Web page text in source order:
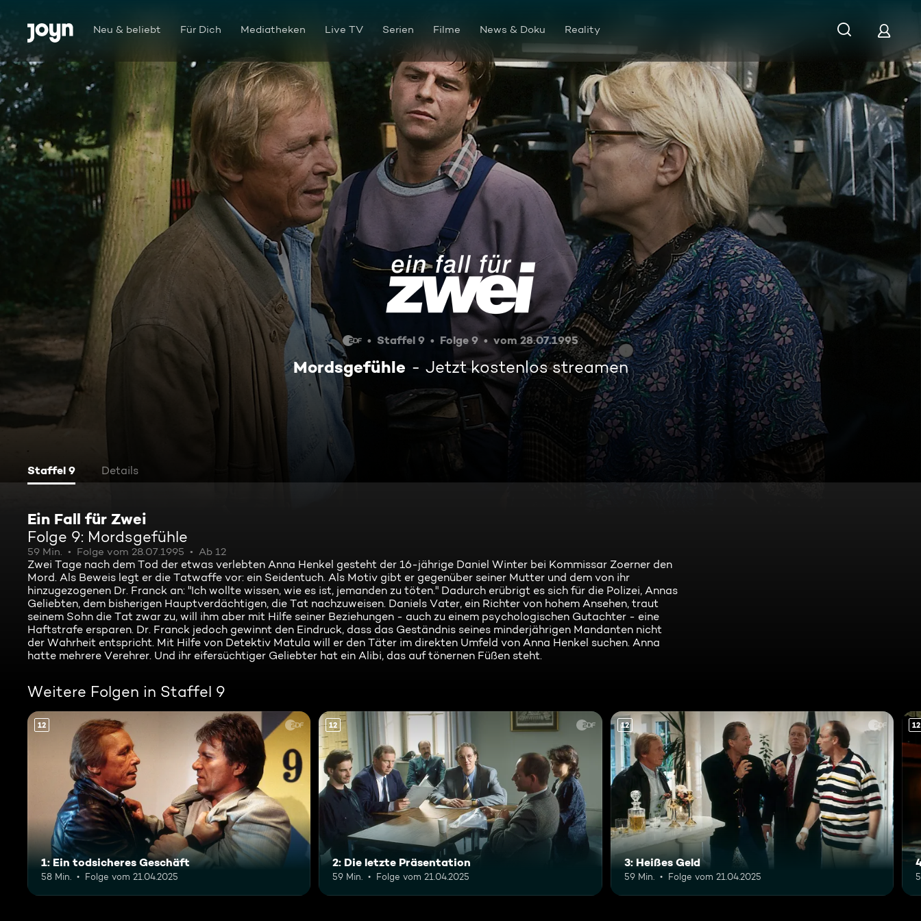
Zum Inhalt springen
Barrierefrei Neu & beliebt Für Dich Mediatheken Live TV Serien Filme News & Doku Reality
Staffel 9 Folge 9 vom 28.07.1995
Mordsgefühle Jetzt kostenlos streamen
Staffel 9 Details
Ein Fall für Zwei
Folge 9: Mordsgefühle
59 Min. Folge vom 28.07.1995 Ab 12
Zwei Tage nach dem Tod der etwas verlebten Anna Henkel gesteht der 16-jährige Daniel Winter bei Kommissar Zoerner den
Mord. Als Beweis legt er die Tatwaffe vor: ein Seidentuch. Als Motiv gibt er gegenüber seiner Mutter und dem von ihr
hinzugezogenen Dr. Franck an: "Ich wollte wissen, wie es ist, jemanden zu töten." Dadurch erübrigt es sich für die Polizei, Annas
Geliebten, dem bisherigen Hauptverdächtigen, die Tat nachzuweisen. Daniels Vater, ein Richter von hohem Ansehen, traut
seinem Sohn die Tat zwar zu, will ihm aber mit Hilfe seiner Beziehungen - auch zu einem psychologischen Gutachter - eine
Haftstrafe ersparen. Dr. Franck jedoch gewinnt den Eindruck, dass das Geständnis seines minderjährigen Mandanten nicht
der Wahrheit entspricht. Mit Hilfe von Detektiv Matula will er den Täter im direkten Umfeld von Anna Henkel suchen. Anna
hatte mehrere Verehrer. Und ihr eifersüchtiger Geliebter hat ein Alibi, das auf tönernen Füßen steht.
Weitere Folgen in Staffel 9
12
1: Ein todsicheres Geschäft
58 Min. Folge vom 21.04.2025
12
2: Die letzte Präsentation
59 Min. Folge vom 21.04.2025
12
3: Heißes Geld
59 Min. Folge vom 21.04.2025
12